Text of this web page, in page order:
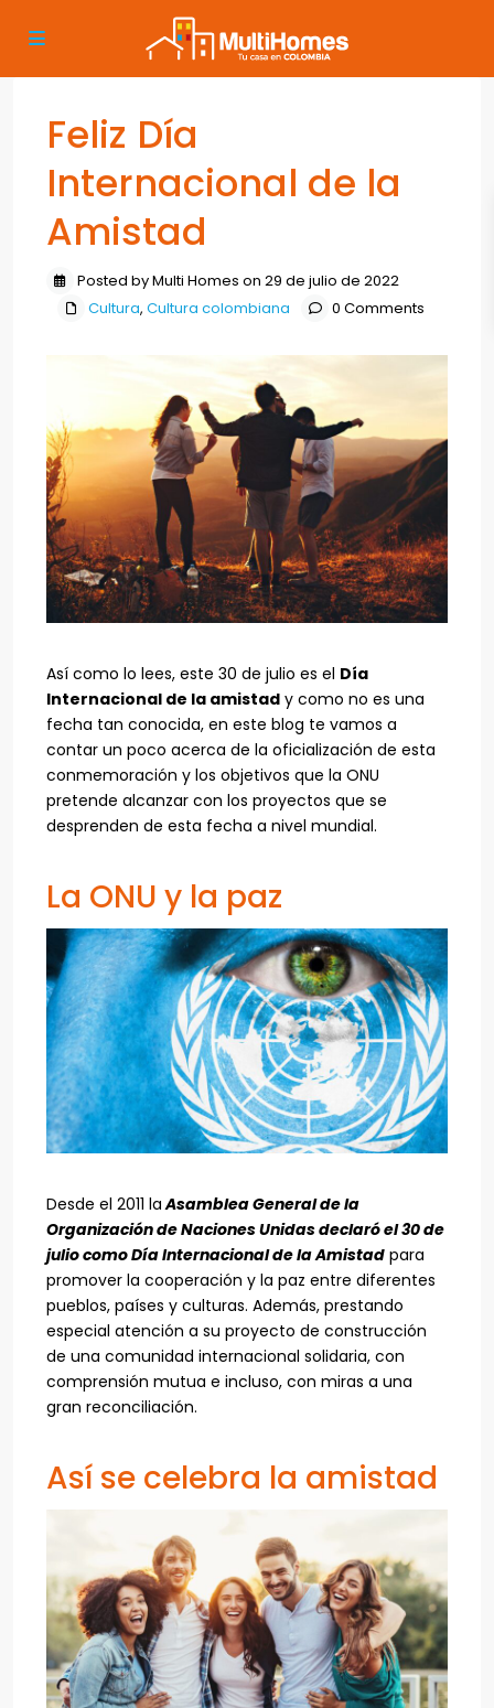
Feliz Día
Internacional de la
Amistad
Posted by Multi Homes on 29 de julio de 2022
Cultura, Cultura colombiana 0 Comments
Así como lo lees, este 30 de julio es el Día
Internacional de la amistad y como no es una
fecha tan conocida, en este blog te vamos a
contar un poco acerca de la oficialización de esta
conmemoración y los objetivos que la ONU
pretende alcanzar con los proyectos que se
desprenden de esta fecha a nivel mundial.
La ONU y la paz
Desde el 2011 laAsamblea General de la
Organización de Naciones Unidas declaró el 30 de
julio como Día Internacional de la Amistad para
promover la cooperación y la paz entre diferentes
pueblos, países y culturas. Además, prestando
especial atención a su proyecto de construcción
de una comunidad internacional solidaria, con
comprensión mutua e incluso, con miras a una
gran reconciliación.
Así se celebra la amistad